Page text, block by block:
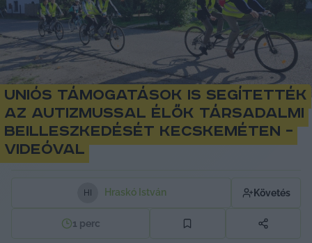
Uniós támogatások is segítették
az autizmussal élők társadalmi
beilleszkedését Kecskeméten –
videóval
HI Hraskó István Követés
1 perc